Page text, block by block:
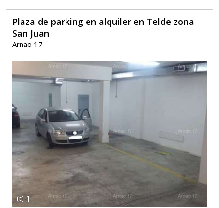
Plaza de parking en alquiler en Telde zona
San Juan
Arnao 17
1